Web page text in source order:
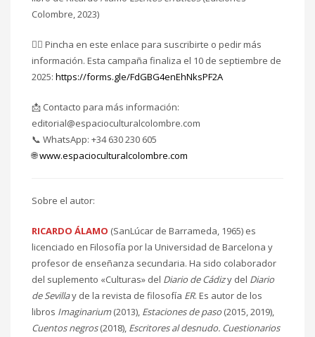
Colombre, 2023)
👉🏽 Pincha en este enlace para suscribirte o pedir más
información. Esta campaña finaliza el 10 de septiembre de
2025: https://forms.gle/FdGBG4enEhNksPF2A
📩 Contacto para más información:
editorial@espacioculturalcolombre.com
📞 WhatsApp: +34 630 230 605
🌐www.espacioculturalcolombre.com
Sobre el autor:
RICARDO ÁLAMO (SanLúcar de Barrameda, 1965) es
licenciado en Filosofía por la Universidad de Barcelona y
profesor de enseñanza secundaria. Ha sido colaborador
del suplemento «Culturas» del Diario de Cádizy del Diario
de Sevillay de la revista de filosofía ER. Es autor de los
libros Imaginarium(2013), Estaciones de paso (2015, 2019),
Cuentos negros(2018), Escritores al desnudo. Cuestionarios